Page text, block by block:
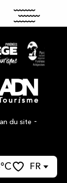
FR
du site -